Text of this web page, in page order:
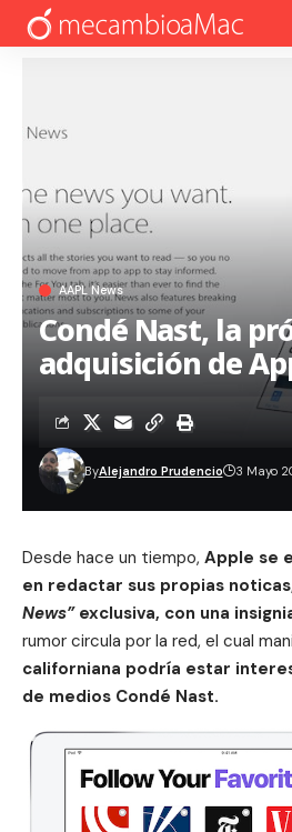
AAPL News
Condé Nast, la
adquisición de
ByAlejandro Prudencio 3 Mayo
Desde hace un tiempo, Apple se
en redactar sus propias
News”exclusiva, con una
rumor circula por la red, el cual
californiana podría estar
de medios Condé Nast.